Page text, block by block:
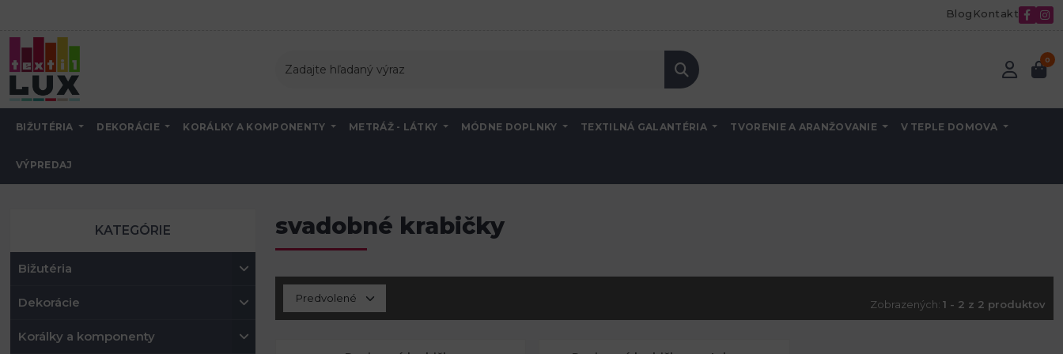
Blog Kontakt
0
BIŽUTÉRIA DEKORÁCIE KORÁLKY A KOMPONENTY METRÁŽ - LÁTKY MÓDNE DOPLNKY TEXTILNÁ GALANTÉRIA TVORENIE A ARANŽOVANIE V TEPLE DOMOVA
VÝPREDAJ
Úvod Tvorenie a aranžovanie
KATEGÓRIE
Bižutéria
Dekorácie
Korálky a komponenty
svadobné krabičky
Zobrazených: 1 - 2 z 2 produktov